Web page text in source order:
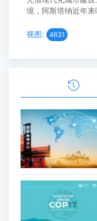
境，阿斯塔纳近年来
视图: 4631